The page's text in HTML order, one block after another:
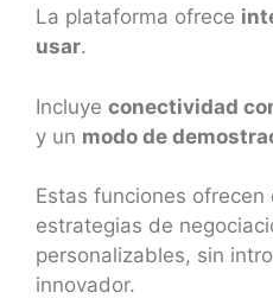
La plataforma ofrece
usar.
Incluye conectividad
y un modo de
Estas funciones
estrategias de
personalizables, sin
innovador.